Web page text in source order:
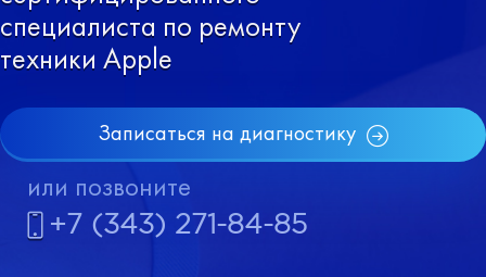
специалиста по ремонту
техники Apple
Записаться на диагностику
или позвоните
+7 (343) 271-84-85